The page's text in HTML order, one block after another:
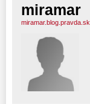
miramar
miramar.blog.pravda.sk